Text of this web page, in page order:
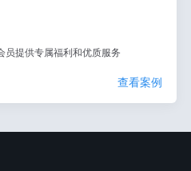
员提供专属福利和优质服务
查看案例